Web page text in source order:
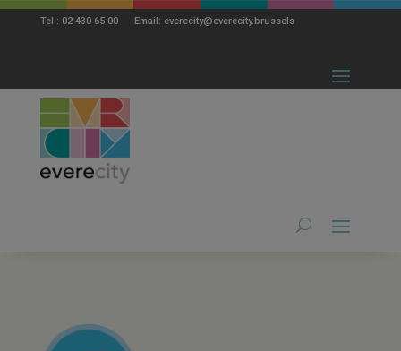
Tel : 02 430 65 00 Email: everecity@everecity.brussels
modal-check